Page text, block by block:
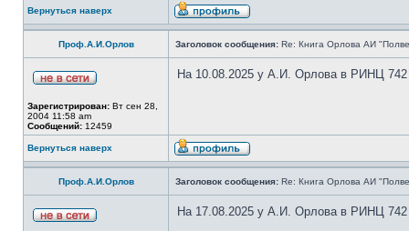
Вернуться наверх
Проф.А.И.Орлов Заголовок сообщения: Re: Книга Орлова АИ
Зарегистрирован: Вт сен 28,
2004 11:58 am
Сообщений: 12459
На 10.08.2025 у А.И. Орлова в РИНЦ 742
Вернуться наверх
Проф.А.И.Орлов Заголовок сообщения: Re: Книга Орлова АИ
На 17.08.2025 у А.И. Орлова в РИНЦ 742